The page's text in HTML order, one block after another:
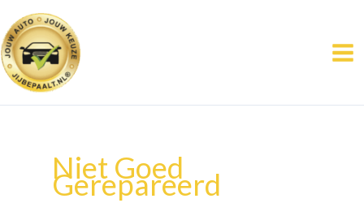
naar
de
inhoud
Niet Goed
Gerepareerd